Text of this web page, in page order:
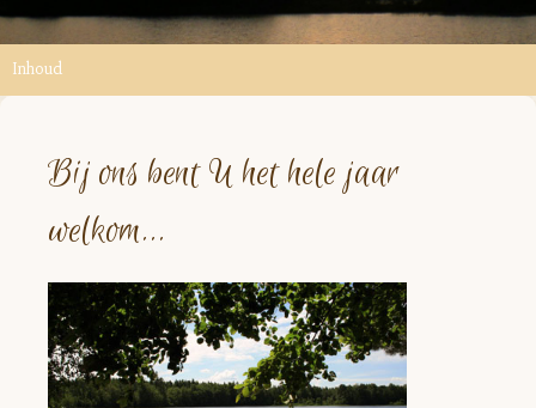
Inhoud
Bij ons bent U het hele jaar
welkom...